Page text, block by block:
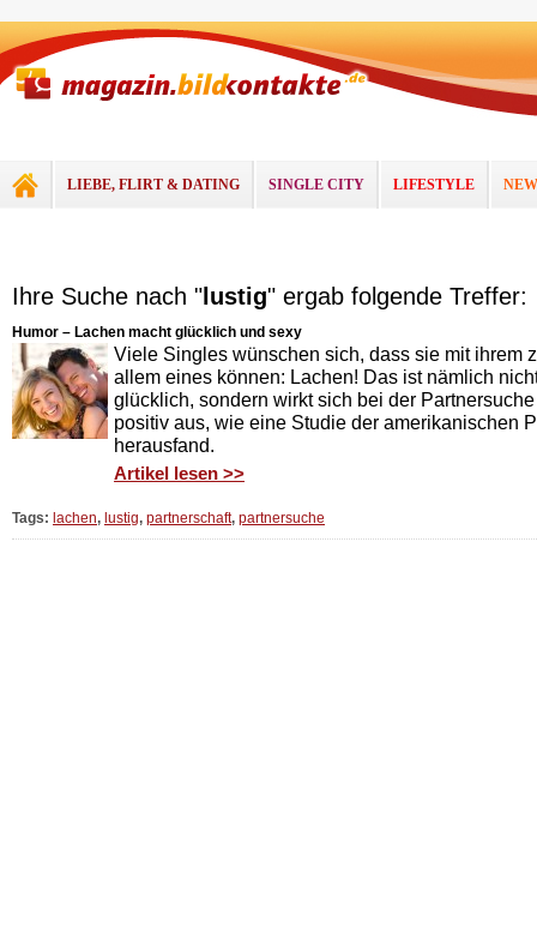
LIEBE, FLIRT & DATING SINGLE CITY LIFESTYLE
Ihre Suche nach " lustig" ergab folgende Treffer:
Humor – Lachen macht glücklich und sexy
Viele Singles wünschen sich, dass sie mit ihrem
allem eines können: Lachen! Das ist nämlich
glücklich, sondern wirkt sich bei der
positiv aus, wie eine Studie der amerikanischen
herausfand.
Artikel lesen >>
Tags: lachen, lustig, partnerschaft, partnersuche